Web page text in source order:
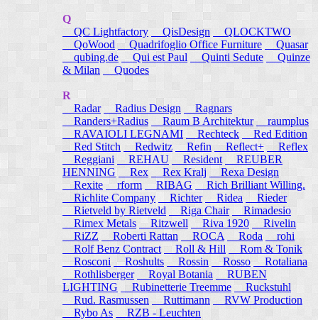
Q
QC Lightfactory
QisDesign
QLOCKTWO
QoWood Quadrifoglio Office Furniture
Quasar
qubing.de
Qui est Paul Quinti Sedute
Quinze
& Milan
Quodes
R
Radar
Radius Design
Ragnars
Randers+Radius
Raum B Architektur raumplus
RAVAIOLI LEGNAMI
Rechteck
Red Edition
Red Stitch
Redwitz Refin Reflect+
Reflex
Reggiani
REHAU Resident
REUBER
HENNING
Rex Rex Kralj
Rexa Design
Rexite
rform RIBAG
Rich Brilliant Willing.
Richlite Company
Richter Ridea
Rieder
Rietveld by Rietveld
Riga Chair
Rimadesio
Rimex Metals
Ritzwell Riva 1920
Rivelin
RiZZ
Roberti Rattan ROCA Roda
rohi
Rolf Benz Contract
Roll & Hill
Rom & Tonik
Rosconi Roshults Rossin Rosso
Rotaliana
Rothlisberger
Royal Botania
RUBEN
LIGHTING
Rubinetterie Treemme
Ruckstuhl
Rud. Rasmussen
Ruttimann
RVW Production
Rybo As
RZB - Leuchten